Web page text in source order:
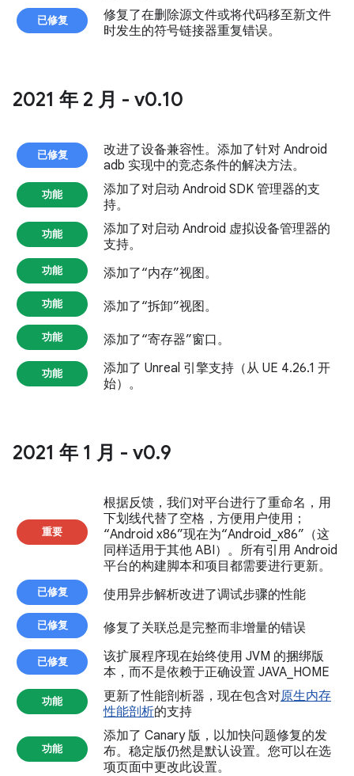
已修复
修复了在删除源文件或将代码移至新文件
时发生的符号链接器重复错误。
2021 年 2 月 - v0.10
已修复
改进了设备兼容性。添加了针对 Android
adb 实现中的竞态条件的解决方法。
功能
添加了对启动 Android SDK 管理器的支
持。
功能
添加了对启动 Android 虚拟设备管理器的
支持。
功能 添加了“内存”视图。
功能 添加了“拆卸”视图。
功能 添加了“寄存器”窗口。
功能
添加了 Unreal 引擎支持（从 UE 4.26.1 开
始）。
2021 年 1 月 - v0.9
重要
根据反馈，我们对平台进行了重命名，用
下划线代替了空格，方便用户使用；
“Android x86”现在为“Android_x86”（这
同样适用于其他 ABI）。所有引用 Android
平台的构建脚本和项目都需要进行更新。
已修复 使用异步解析改进了调试步骤的性能
已修复 修复了关联总是完整而非增量的错误
已修复
该扩展程序现在始终使用 JVM 的捆绑版
本，而不是依赖于正确设置 JAVA_HOME
功能 更新了性能剖析器，现在包含对原生内存
性能剖析的支持
功能
添加了 Canary 版，以加快问题修复的发
布。稳定版仍然是默认设置。您可以在选
项页面中更改此设置。